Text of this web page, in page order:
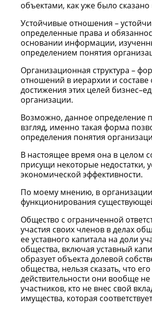
объектами, как уже было
Устойчивые отношения –
определенные права и
основании информации,
определением понятия
Организационная структура –
отношений в иерархии и
достижения этих целей
организации.
Возможно, данное определение
взгляд, именно такая форма
определения понятия
В настоящее время она в целом
присущи некоторые недостатки,
экономической эффективности.
По моему мнению, в
функционирования
Общество с ограниченной
участия своих членов в делах
ее уставного капитала на доли
общества, включая уставный
образует объекта долевой
общества, нельзя сказать, что
действительности они вообще
участников, кто не внес свой
имущества, которая